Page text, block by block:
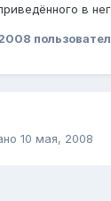
в
10 мая, 2008